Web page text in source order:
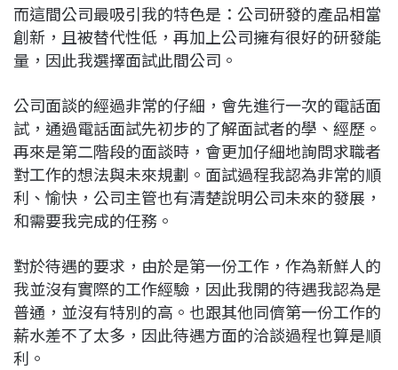
而這間公司最吸引我的特色是：公司研發的產品相當
創新，且被替代性低，再加上公司擁有很好的研發能
量，因此我選擇面試此間公司。
公司面談的經過非常的仔細，會先進行一次的電話面
試，通過電話面試先初步的了解面試者的學、經歷。
再來是第二階段的面談時，會更加仔細地詢問求職者
對工作的想法與未來規劃。面試過程我認為非常的順
利、愉快，公司主管也有清楚說明公司未來的發展，
和需要我完成的任務。
對於待遇的要求，由於是第一份工作，作為新鮮人的
我並沒有實際的工作經驗，因此我開的待遇我認為是
普通，並沒有特別的高。也跟其他同儕第一份工作的
薪水差不了太多，因此待遇方面的洽談過程也算是順
利。